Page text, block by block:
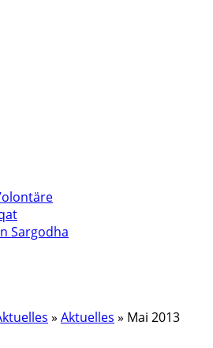
Sargodha
» Aktuelles » Mai 2013